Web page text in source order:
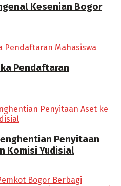
Kesenian Bogor
Pendaftaran
Penyitaan
Komisi Yudisial